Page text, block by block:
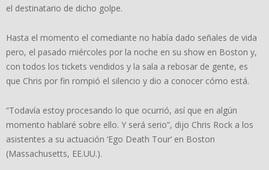
el destinatario de dicho golpe.
Hasta el momento el comediante no había dado señales de vida
pero, el pasado miércoles por la noche en su show en Boston y,
con todos los tickets vendidos y la sala a rebosar de gente, es
que Chris por fin rompió el silencio y dio a conocer cómo está.
“Todavía estoy procesando lo que ocurrió, así que en algún
momento hablaré sobre ello. Y será serio”, dijo Chris Rock a los
asistentes a su actuación ‘Ego Death Tour’ en Boston
(Massachusetts, EE.UU.).